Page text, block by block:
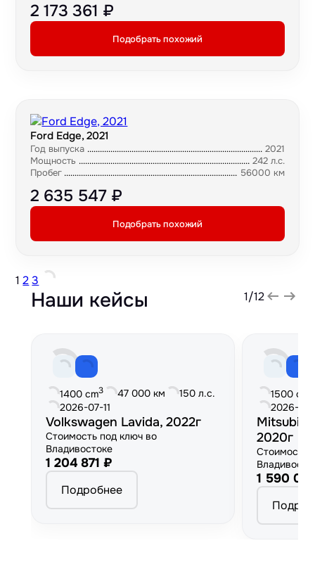
2 173 361 ₽
Подобрать похожий
Ford Edge, 2021
Год выпуска
2021
Мощность
242 л.с.
Пробег
56000 км
2 635 547 ₽
Подобрать похожий
1 2 3
Наши кейсы 1/12
1400 cm3 47 000 км
150 л.с.
2026-07-11
Volkswagen Lavida, 2022г
Стоимость под ключ во
Владивостоке
1 204 871 ₽
Подробнее
1500 cm
2026-
2020г
Стоимость
1 590